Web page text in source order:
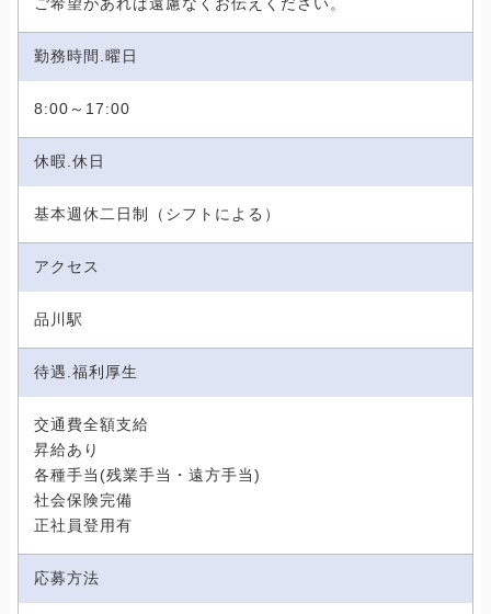
勤務時間.曜日
8:00～17:00
休暇.休日
基本週休二日制（シフトによる）
アクセス
品川駅
待遇.福利厚生
交通費全額支給
昇給あり
各種手当(残業手当・遠方手当)
社会保険完備
正社員登用有
応募方法